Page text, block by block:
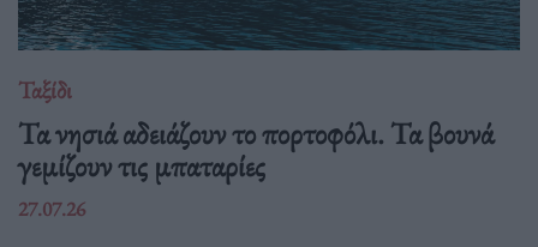
Ταξίδι
Τα νησιά αδειάζουν το πορτοφόλι. Τα βουνά
γεμίζουν τις μπαταρίες
27.07.26